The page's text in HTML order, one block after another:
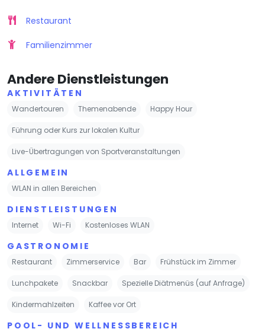
Restaurant
Familienzimmer
Andere Dienstleistungen
AKTIVITÄTEN
Wandertouren Themenabende Happy Hour
Führung oder Kurs zur lokalen Kultur
Live-Übertragungen von Sportveranstaltungen
ALLGEMEIN
WLAN in allen Bereichen
DIENSTLEISTUNGEN
Internet Wi-Fi Kostenloses WLAN
GASTRONOMIE
Restaurant Zimmerservice Bar Frühstück im Zimmer
Lunchpakete Snackbar Spezielle Diätmenüs (auf Anfrage)
Kindermahlzeiten Kaffee vor Ort
POOL- UND WELLNESSBEREICH